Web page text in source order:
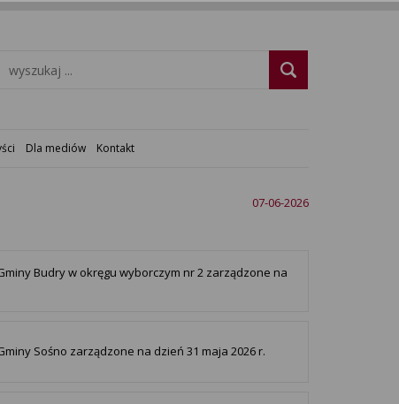
Dla mediów Kontakt
07-06-2026
Budry w okręgu wyborczym nr 2 zarządzone na
Sośno zarządzone na dzień 31 maja 2026 r.